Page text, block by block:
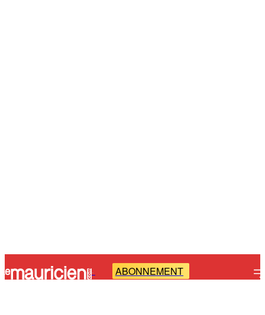
- ABONNEMENT